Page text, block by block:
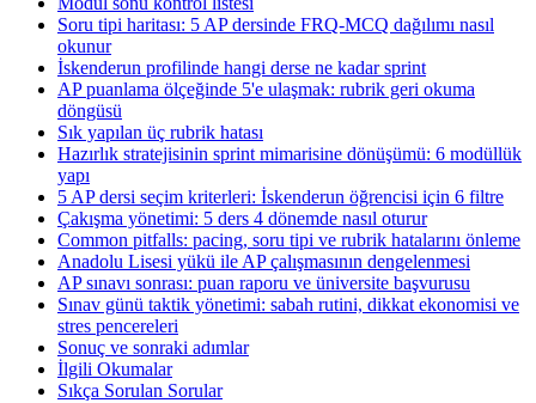
Soru tipi haritası: 5 AP dersinde FRQ-MCQ dağılımı nasıl
okunur
İskenderun profilinde hangi derse ne kadar sprint
AP puanlama ölçeğinde 5'e ulaşmak: rubrik geri okuma
döngüsü
Sık yapılan üç rubrik hatası
Hazırlık stratejisinin sprint mimarisine dönüşümü: 6 modüllük
yapı
5 AP dersi seçim kriterleri: İskenderun öğrencisi için 6 filtre
Çakışma yönetimi: 5 ders 4 dönemde nasıl oturur
Common pitfalls: pacing, soru tipi ve rubrik hatalarını önleme
Anadolu Lisesi yükü ile AP çalışmasının dengelenmesi
AP sınavı sonrası: puan raporu ve üniversite başvurusu
Sınav günü taktik yönetimi: sabah rutini, dikkat ekonomisi ve
stres pencereleri
Sonuç ve sonraki adımlar
İlgili Okumalar
Sıkça Sorulan Sorular